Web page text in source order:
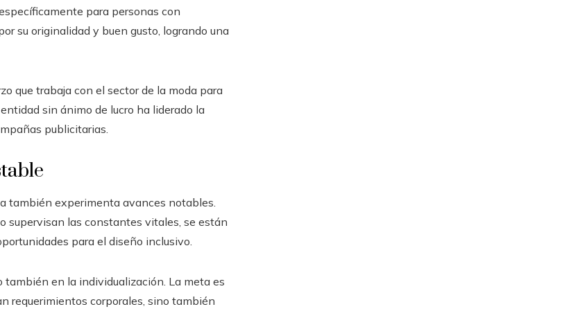
para personas con
su originalidad y buen gusto, logrando una
que trabaja con el sector de la moda para
sin ánimo de lucro ha liderado la
publicitarias.
también experimenta avances notables.
supervisan las constantes vitales, se están
para el diseño inclusivo.
en la individualización. La meta es
requerimientos corporales, sino también